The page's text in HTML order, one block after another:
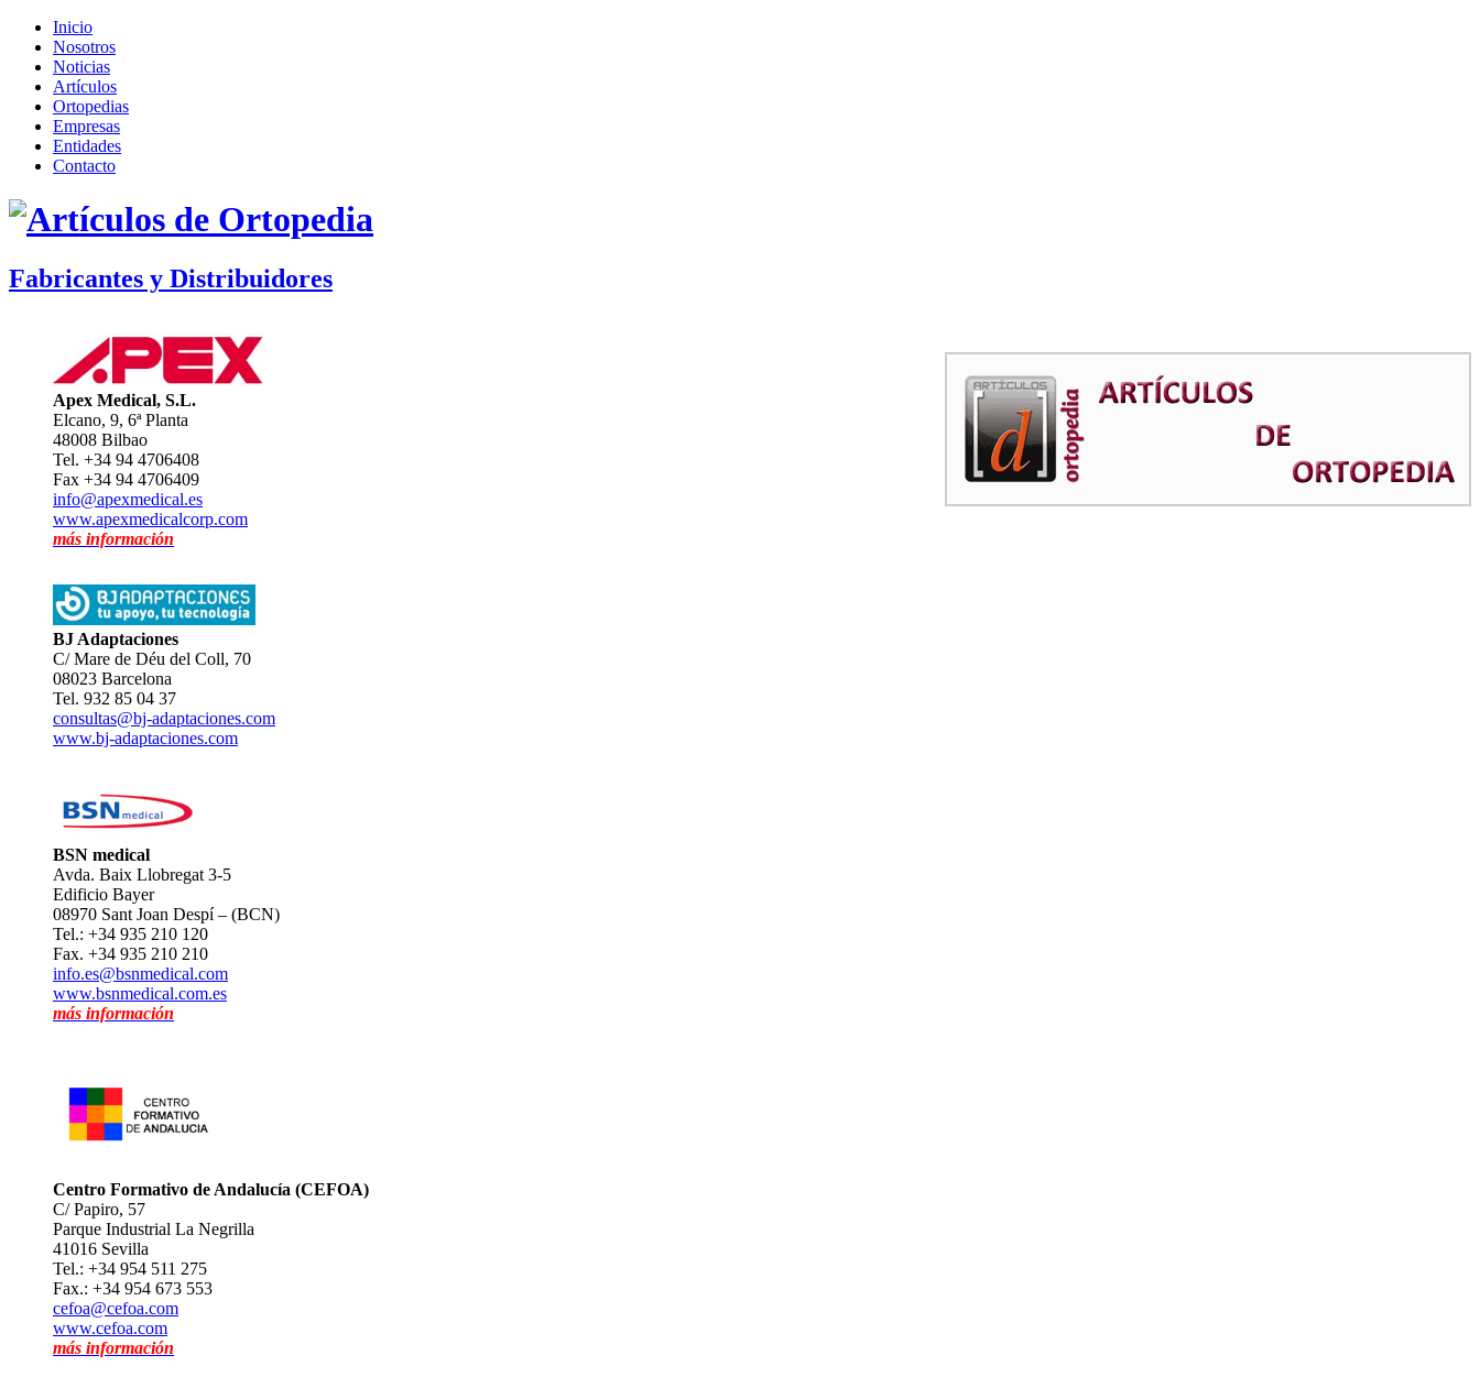
Inicio
Nosotros
Noticias
Artículos
Ortopedias
Empresas
Entidades
Contacto
Fabricantes y Distribuidores
Apex Medical, S.L.
Elcano, 9, 6ª Planta
48008 Bilbao
Tel. +34 94 4706408
Fax +34 94 4706409
info@apexmedical.es
www.apexmedicalcorp.com
más información
BJ Adaptaciones
C/ Mare de Déu del Coll, 70
08023 Barcelona
Tel. 932 85 04 37
consultas@bj-adaptaciones.com
www.bj-adaptaciones.com
BSN medical
Avda. Baix Llobregat 3-5
Edificio Bayer
08970 Sant Joan Despí – (BCN)
Tel.: +34 935 210 120
Fax. +34 935 210 210
info.es@bsnmedical.com
www.bsnmedical.com.es
más información
Centro Formativo de Andalucía (CEFOA)
C/ Papiro, 57
Parque Industrial La Negrilla
41016 Sevilla
Tel.: +34 954 511 275
Fax.: +34 954 673 553
cefoa@cefoa.com
www.cefoa.com
más información